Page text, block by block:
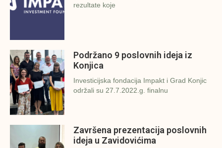
rezultate koje
Podržano 9 poslovnih ideja iz
Konjica
Investicijska fondacija Impakt i Grad Konjic
održali su 27.7.2022.g. finalnu
Završena prezentacija poslovnih
ideja u Zavidovićima